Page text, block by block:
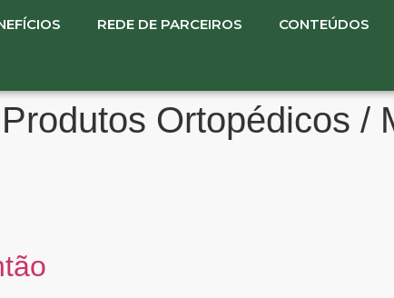
REDE DE PARCEIROS CONTEÚDOS
Produtos Ortopédicos /